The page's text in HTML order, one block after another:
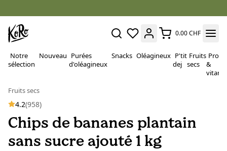
0.00 CHF
Notre
sélection
Nouveau Purées
d'oléagineux
Snacks Oléagineux P'tit
dej
Fruits
secs
&
Fruits secs
4.2(958)
Chips de bananes plantain
sans sucre ajouté 1 kg